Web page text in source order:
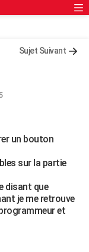
Sujet Suivant
un bouton
sur la partie
disant que
je me retrouve
et